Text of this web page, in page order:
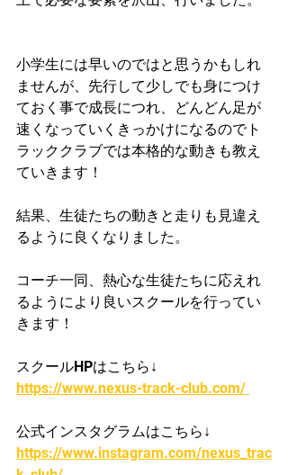
小学生には早いのではと思うかもしれ
ませんが、先行して少しでも身につけ
ておく事で成長につれ、どんどん足が
速くなっていくきっかけになるのでト
ラッククラブでは本格的な動きも教え
ていきます！
結果、生徒たちの動きと走りも見違え
るように良くなりました。
コーチ一同、熱心な生徒たちに応えれ
るようにより良いスクールを行ってい
きます！
スクールHPはこちら↓
https://www.nexus-track-club.com/
公式インスタグラムはこちら↓
https://www.instagram.com/nexus_trac